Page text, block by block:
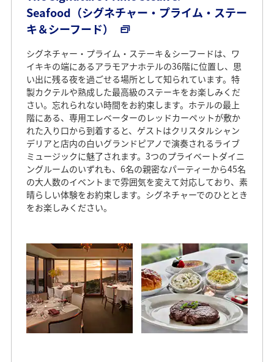
Seafood（シグネチャー・プライム・ステー
キ＆シーフード）
シグネチャー・プライム・ステーキ＆シーフードは、ワ
イキキの端にあるアラモアナホテルの36階に位置し、思
い出に残る夜を過ごせる場所として知られています。特
製カクテルや熟成した最高級のステーキをお楽しみくだ
さい。忘れられない時間をお約束します。ホテルの最上
階にある、専用エレベーターのレッドカーペットが敷か
れた入り口から到着すると、ゲストはクリスタルシャン
デリアと店内の白いグランドピアノで演奏されるライブ
ミュージックに魅了されます。3つのプライベートダイニ
ングルームのいずれも、6名の親密なパーティーから45名
の大人数のイベントまで雰囲気を変えて対応しており、素
晴らしい体験をお約束します。シグネチャーでのひととき
をお楽しみください。